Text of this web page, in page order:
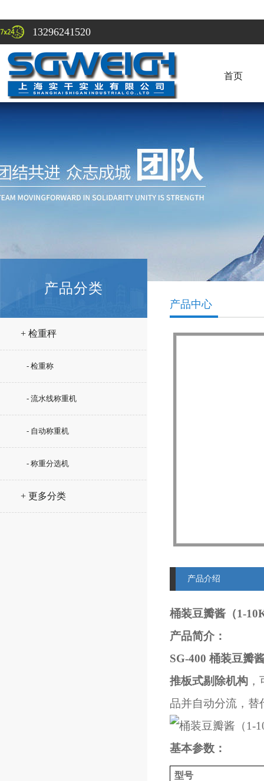
13296241520
首页
产品分类
+ 检重秤
- 检重称
- 流水线称重机
- 自动称重机
- 称重分选机
+ 更多分类
产品中心
产品介绍
桶装豆瓣酱（1-
产品简介：
SG-400 桶装豆瓣
推板式剔除机构
品并自动分流，替
基本参数：
型号